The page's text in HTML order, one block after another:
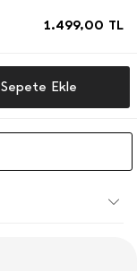
1.499,00 TL
Sepete Ekle